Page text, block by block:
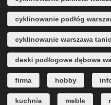
cyklinowanie podłóg
cyklinowanie warszawa tanio
deski podłogowe dębowe
firma hobby
kuchnia meble